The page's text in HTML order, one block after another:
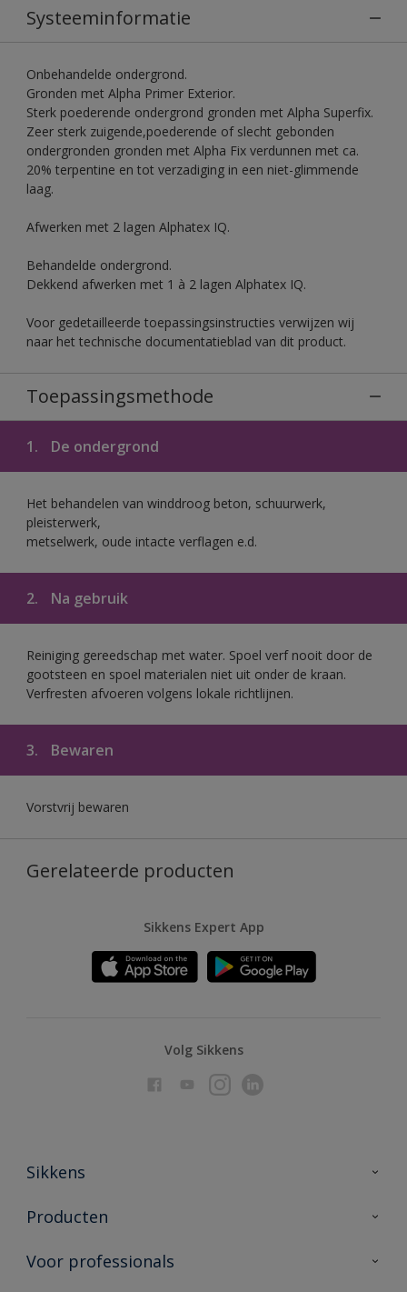
Systeeminformatie
Onbehandelde ondergrond.
Gronden met Alpha Primer Exterior.
Sterk poederende ondergrond gronden met Alpha Superfix.
Zeer sterk zuigende,poederende of slecht gebonden
ondergronden gronden met Alpha Fix verdunnen met ca.
20% terpentine en tot verzadiging in een niet-glimmende
laag.
Afwerken met 2 lagen Alphatex IQ.
Behandelde ondergrond.
Dekkend afwerken met 1 à 2 lagen Alphatex IQ.
Voor gedetailleerde toepassingsinstructies verwijzen wij
naar het technische documentatieblad van dit product.
Toepassingsmethode
1. De ondergrond
Het behandelen van winddroog beton, schuurwerk,
pleisterwerk,
metselwerk, oude intacte verflagen e.d.
2. Na gebruik
Reiniging gereedschap met water. Spoel verf nooit door de
gootsteen en spoel materialen niet uit onder de kraan.
Verfresten afvoeren volgens lokale richtlijnen.
3. Bewaren
Vorstvrij bewaren
Gerelateerde producten
Sikkens Expert App
Volg Sikkens
Sikkens
Over Sikkens
Duurzaamheid
Producten
Producten voor binnen
Voor professionals